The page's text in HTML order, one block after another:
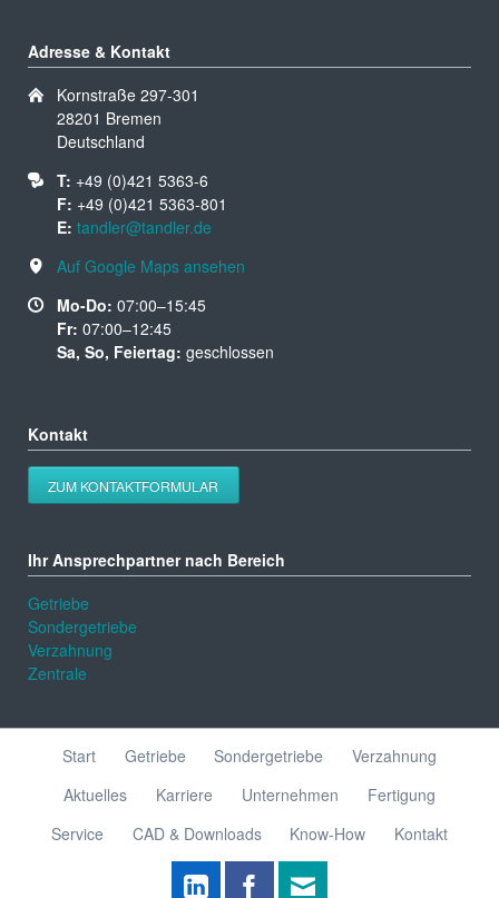
Adresse & Kontakt
Kornstraße 297-301
28201 Bremen
Deutschland
T: +49 (0)421 5363-6
F: +49 (0)421 5363-801
E: tandler@tandler.de
Auf Google Maps ansehen
Mo-Do: 07:00–15:45
Fr: 07:00–12:45
Sa, So, Feiertag: geschlossen
Kontakt
ZUM KONTAKTFORMULAR
Ihr Ansprechpartner nach Bereich
Getriebe
Sondergetriebe
Verzahnung
Zentrale
Navigation
Start Getriebe Sondergetriebe
Verzahnung
Aktuelles
Karriere Unternehmen
Fertigung
Service
CAD & Downloads Know-How Kontakt